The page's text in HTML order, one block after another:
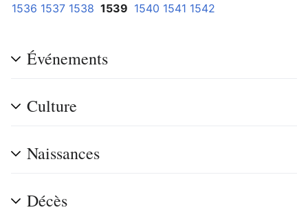
1536 1537 1538 1539 1540 1541 1542
Événements
Culture
Naissances
Décès